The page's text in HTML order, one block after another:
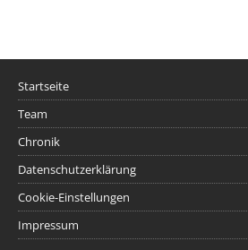
Startseite
Team
Chronik
Datenschutzerklärung
Cookie-Einstellungen
Impressum